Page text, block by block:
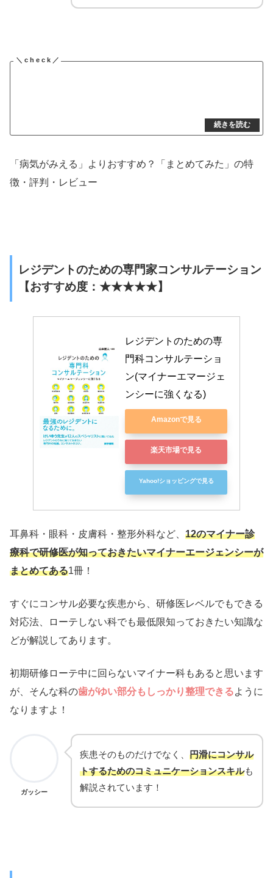
「病気がみえる」よりおすすめ？「まとめてみた」の特
徴・評判・レビュー
レジデントのための専門家コンサルテーション
【おすすめ度：★★★★★】
レジデントのための専
門科コンサルテーショ
ン(マイナーエマージェ
ンシーに強くなる)
Amazonで見る
楽天市場で見る
Yahoo!ショッピングで見る
耳鼻科・眼科・皮膚科・整形外科など、 12のマイナー診
療科で研修医が知っておきたいマイナーエージェンシーが
まとめてある1冊！
すぐにコンサル必要な疾患から、研修医レベルでもできる
対応法、ローテしない科でも最低限知っておきたい知識な
どが解説してあります。
初期研修ローテ中に回らないマイナー科もあると思います
が、そんな科の歯がゆい部分もしっかり整理できるように
なりますよ！
ガッシー
疾患そのものだけでなく、 円滑にコンサル
トするためのコミュニケーションスキルも
解説されています！